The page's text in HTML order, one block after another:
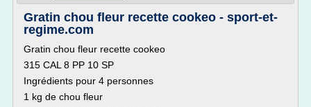
Gratin chou fleur recette cookeo - sport-et-
regime.com
Gratin chou fleur recette cookeo
315 CAL 8 PP 10 SP
Ingrédients pour 4 personnes
1 kg de chou fleur